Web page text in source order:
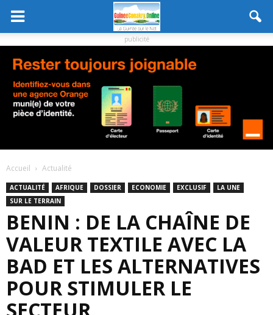
publicité
Accueil Actualité
ACTUALITÉ AFRIQUE DOSSIER ECONOMIE EXCLUSIF
LA UNE
SUR LE TERRAIN
BENIN : DE LA CHAÎNE DE
VALEUR TEXTILE AVEC LA
BAD ET LES ALTERNATIVES
POUR STIMULER LE